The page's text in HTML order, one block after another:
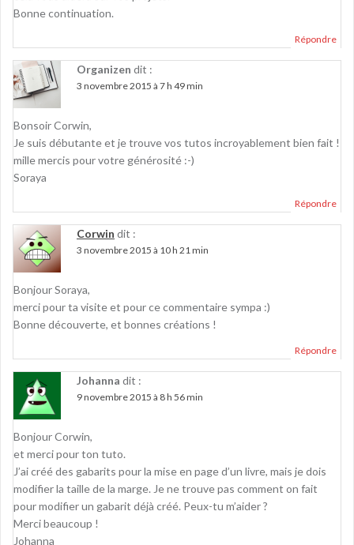
Bonne continuation.
Répondre
Organizen dit :
3 novembre 2015 à 7 h 49 min
Bonsoir Corwin,
Je suis débutante et je trouve vos tutos incroyablement bien fait !
mille mercis pour votre générosité :-)
Soraya
Répondre
Corwin dit :
3 novembre 2015 à 10 h 21 min
Bonjour Soraya,
merci pour ta visite et pour ce commentaire sympa :)
Bonne découverte, et bonnes créations !
Répondre
Johanna dit :
9 novembre 2015 à 8 h 56 min
Bonjour Corwin,
et merci pour ton tuto.
J’ai créé des gabarits pour la mise en page d’un livre, mais je dois
modifier la taille de la marge. Je ne trouve pas comment on fait
pour modifier un gabarit déjà créé. Peux-tu m’aider ?
Merci beaucoup !
Johanna